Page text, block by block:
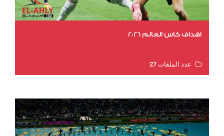
اهداف كاس العالم 2026
عدد الملفات 27